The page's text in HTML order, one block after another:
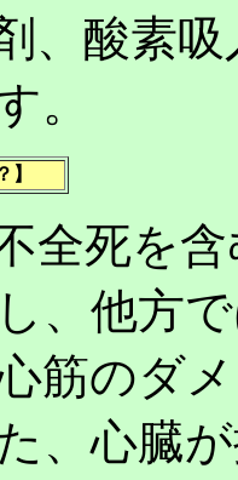
、酸素
。
】
全死を
、他方
筋のダ
、心臓